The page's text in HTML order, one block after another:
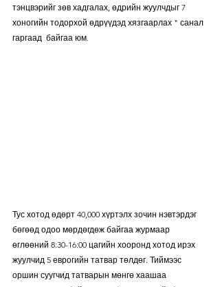
тэнцвэрийг зөв хадгалах, өдрийн жуулчдыг 7
хоногийн тодорхой өдрүүдэд хязгаарлах " санал
гаргаад  байгаа юм.
Тус хотод өдөрт 40,000 хүртэлх зочин нэвтэрдэг
бөгөөд одоо мөрдөгдөж байгаа журмаар
өглөөний 8:30-16:00 цагийн хооронд хотод ирэх
жуулчид 5 еврогийн татвар төлдөг. Тиймээс
оршин суугчид татварын мөнгө хаашаа